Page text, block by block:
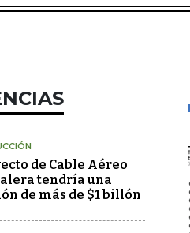
de Cable Aéreo
tendría una
de más de $1 billón